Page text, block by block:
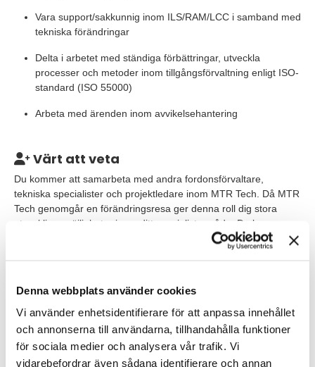
Denna webbplats använder cookies
Vi använder enhetsidentifierare för att anpassa innehållet
och annonserna till användarna, tillhandahålla funktioner
för sociala medier och analysera vår trafik. Vi
vidarebefordrar även sådana identifierare och annan
Vara support/sakkunnig inom ILS/RAM/LCC i samband med
tekniska förändringar
Delta i arbetet med ständiga förbättringar, utveckla
processer och metoder inom tillgångsförvaltning enligt ISO-
standard (ISO 55000)
Arbeta med ärenden inom avvikelsehantering
Värt att veta
Du kommer att samarbeta med andra fordonsförvaltare,
tekniska specialister och projektledare inom MTR Tech. Då MTR
Tech genomgår en förändringsresa ger denna roll dig stora
utvecklingsmöjligheter inom ditt specialistområde. Du kommer
att vara vår specialist inom driftsäkerhet och den som dina
kollegor vänder sig till. Det gör att du dagligen kommer att få
tunnelbanestationen Blåsut.
Våra förväntningar
För att lyckas i den här rollen tror vi att du har: